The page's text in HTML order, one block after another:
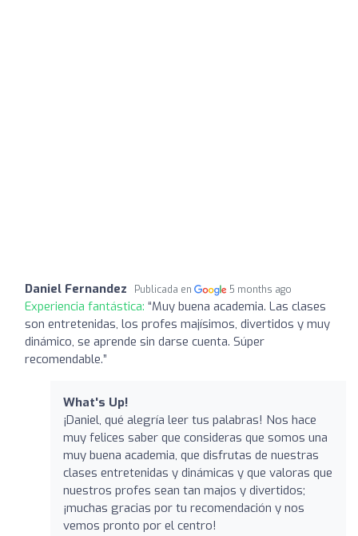
Daniel Fernandez Publicada en 5 months ago
Experiencia fantástica: “Muy buena academia. Las clases
son entretenidas, los profes majísimos, divertidos y muy
dinámico, se aprende sin darse cuenta. Súper
recomendable.”
What's Up!
¡Daniel, qué alegría leer tus palabras! Nos hace
muy felices saber que consideras que somos una
muy buena academia, que disfrutas de nuestras
clases entretenidas y dinámicas y que valoras que
nuestros profes sean tan majos y divertidos;
¡muchas gracias por tu recomendación y nos
vemos pronto por el centro!